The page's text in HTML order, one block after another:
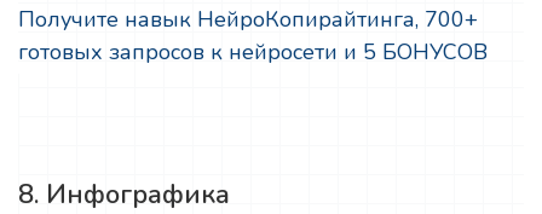
Получите навык НейроКопирайтинга, 700+
готовых запросов к нейросети и 5 БОНУСОВ
8. Инфографика